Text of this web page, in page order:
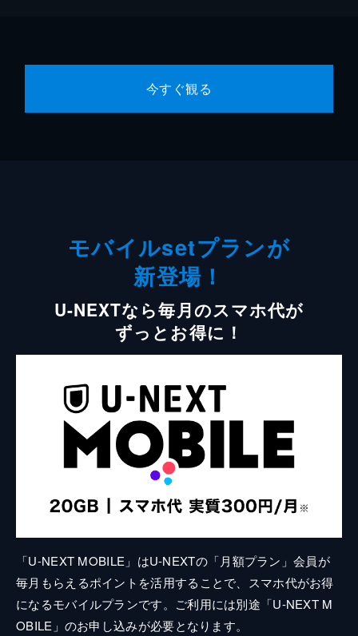
今すぐ観る
モバイルsetプランが
新登場！
U-NEXTなら毎月のスマホ代が
ずっとお得に！
「U-NEXT MOBILE」はU-NEXTの「月額プラン」会員が
毎月もらえるポイントを活用することで、スマホ代がお得
になるモバイルプランです。ご利用には別途「U-NEXT M
OBILE」のお申し込みが必要となります。